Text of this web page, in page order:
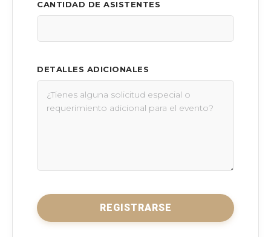
CANTIDAD DE ASISTENTES
DETALLES ADICIONALES
REGISTRARSE